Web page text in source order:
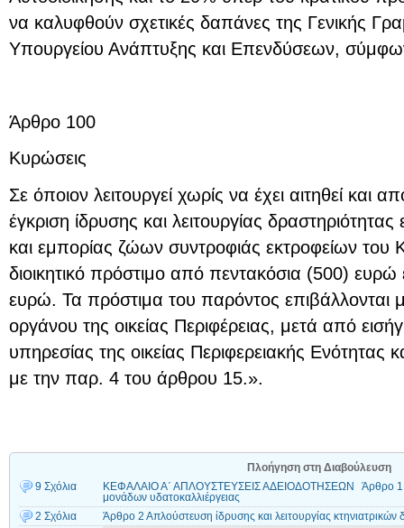
να καλυφθούν σχετικές δαπάνες της Γενικής
Υπουργείου Ανάπτυξης και Επενδύσεων,
Άρθρο 100
Κυρώσεις
Σε όποιον λειτουργεί χωρίς να έχει αιτηθεί και
έγκριση ίδρυσης και λειτουργίας
και εμπορίας ζώων συντροφιάς εκτροφείων του
διοικητικό πρόστιμο από πεντακόσια (500) ευρώ
ευρώ. Τα πρόστιμα του παρόντος
οργάνου της οικείας Περιφέρειας, μετά από
υπηρεσίας της οικείας Περιφερειακής Ενότητας
με την παρ. 4 του άρθρου 15.».
Πλοήγηση στη Διαβούλευση
9 Σχόλια
ΚΕΦΑΛΑΙΟ Α΄ ΑΠΛΟΥΣΤΕΥΣΕΙΣ ΑΔΕΙΟΔΟΤΗΣΕΩΝ Άρθρο 1
μονάδων υδατοκαλλιέργειας
2 Σχόλια
Άρθρο 2 Απλούστευση ίδρυσης και λειτουργίας κτηνιατρικών